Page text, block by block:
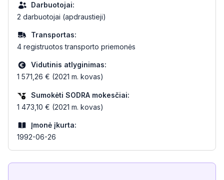
Darbuotojai:
2 darbuotojai (apdraustieji)
Transportas:
4 registruotos transporto priemonės
Vidutinis atlyginimas:
1 571,26 € (2021 m. kovas)
Sumokėti SODRA mokesčiai:
1 473,10 € (2021 m. kovas)
Įmonė įkurta:
1992-06-26